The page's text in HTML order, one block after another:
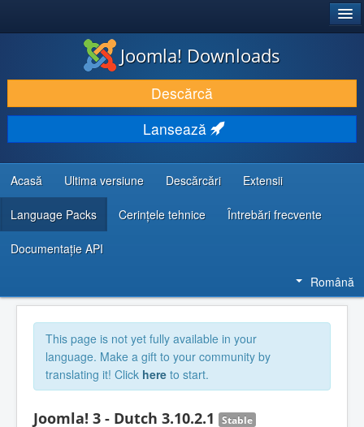
DESCARCĂ & ȘI EXTINDE
DESCOPERĂ & ÎNVAȚĂ
COMUNITATE & SUPORT
RESURSE DEZVOLTATORI
Joomla! Downloads
Descărcă
Lansează
Acasă Ultima versiune Descărcări Extensii
Language Packs Cerințele tehnice Întrebări frecvente
Documentaţie API
Română
This page is not yet fully available in your
language. Make a gift to your community by
translating it! Click here to start.
Joomla! 3 - Dutch 3.10.2.1 Stable